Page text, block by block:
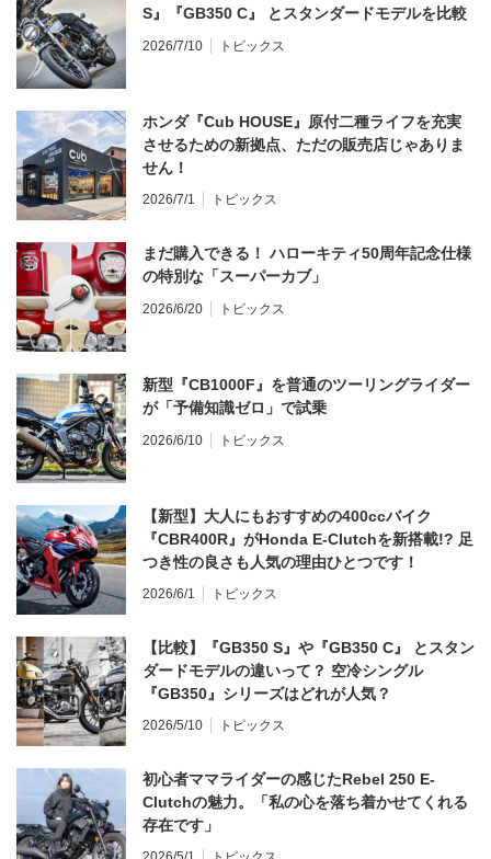
S』『GB350 C』 とスタンダードモデルを比較
2026/7/10 トピックス
ホンダ『Cub HOUSE』原付二種ライフを充実
させるための新拠点、ただの販売店じゃありま
せん！
2026/7/1 トピックス
まだ購入できる！ ハローキティ50周年記念仕様
の特別な「スーパーカブ」
2026/6/20 トピックス
新型『CB1000F』を普通のツーリングライダー
が「予備知識ゼロ」で試乗
2026/6/10 トピックス
【新型】大人にもおすすめの400ccバイク
『CBR400R』がHonda E-Clutchを新搭載!? 足
つき性の良さも人気の理由ひとつです！
2026/6/1 トピックス
【比較】『GB350 S』や『GB350 C』 とスタン
ダードモデルの違いって？ 空冷シングル
『GB350』シリーズはどれが人気？
2026/5/10 トピックス
初心者ママライダーの感じたRebel 250 E-
Clutchの魅力。「私の心を落ち着かせてくれる
存在です」